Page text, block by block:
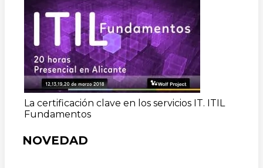
La certificación clave en los servicios IT. ITIL
Fundamentos
NOVEDAD